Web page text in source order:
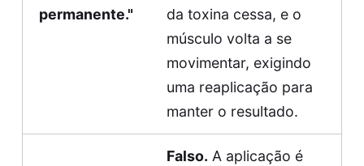
permanente."
da toxina cessa, e o
músculo volta a se
movimentar, exigindo
uma reaplicação para
manter o resultado.
Falso. A aplicação é